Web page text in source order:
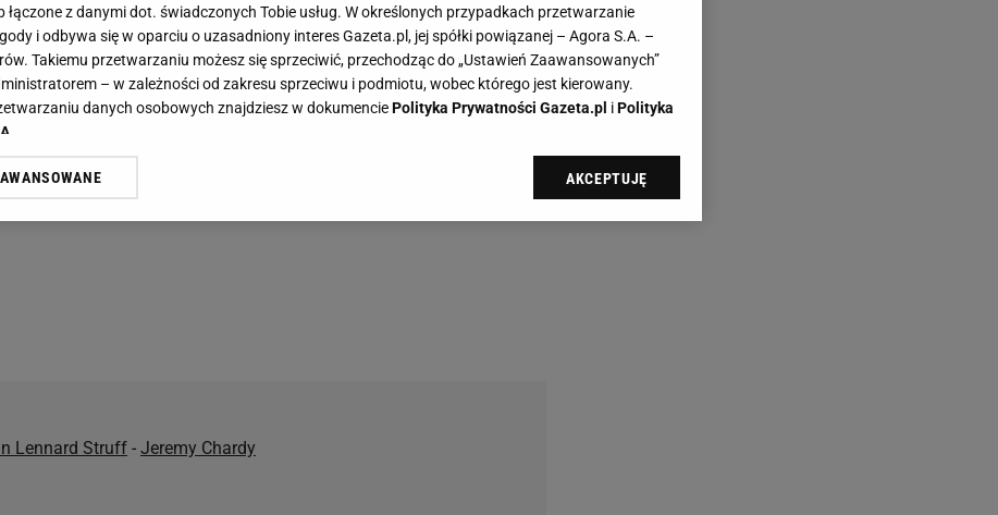
Lennard Struff - Jeremy Chardy
łączone z danymi dot. świadczonych Tobie usług. W określonych przypadkach przetwarzanie
i odbywa się w oparciu o uzasadniony interes Gazeta.pl, jej spółki powiązanej – Agora S.A. –
Takiemu przetwarzaniu możesz się sprzeciwić, przechodząc do „Ustawień Zaawansowanych”
– w zależności od zakresu sprzeciwu i podmiotu, wobec którego jest kierowany.
danych osobowych znajdziesz w dokumenciePolityka Prywatności Gazeta.pl iPolityka
też zgodę na zainstalowanie i przechowywanie plików cookie Gazeta.pl sp. z o.o., jej
Agora S.A. na Twoim urządzeniu końcowym. Możesz w każdej chwili zmienić swoje preferencje
AKCEPTUJĘ